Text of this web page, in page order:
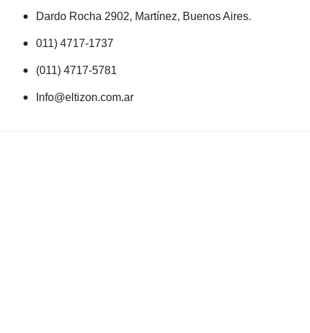
Dardo Rocha 2902, Martínez, Buenos Aires.
011) 4717-1737
(011) 4717-5781
Info@eltizon.com.ar